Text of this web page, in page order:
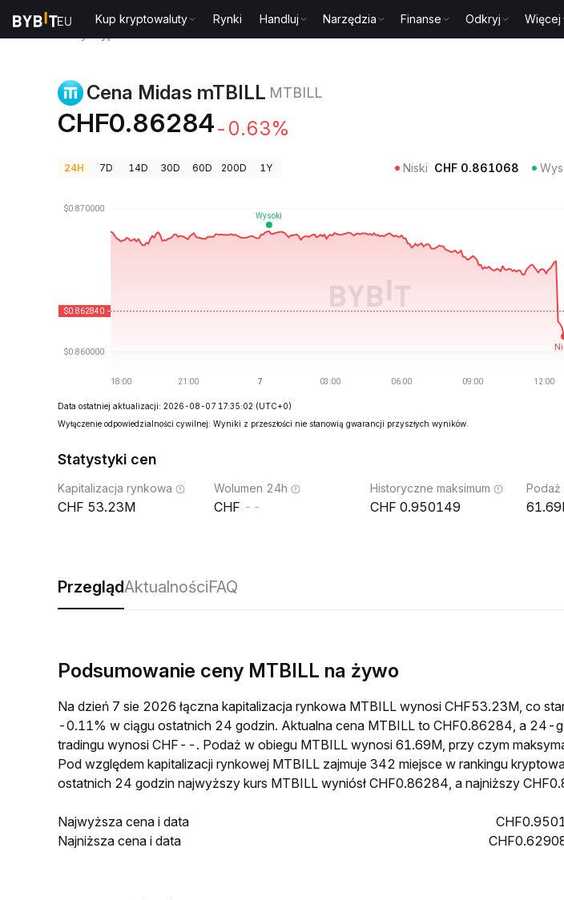
Kup kryptowaluty Rynki Handluj Narzędzia Finanse Odkryj Więcej
Cena Midas mTBILL MTBILL
CHF0.86284-0.63%
24H 7D 14D 30D 60D 200D 1Y Niski CHF 0.861068
Data ostatniej aktualizacji: 2026-08-07 17:35:02 (UTC+0)
Wyłączenie odpowiedzialności cywilnej: Wyniki z przeszłości nie stanowią gwarancji przyszłych wyników.
Statystyki cen
Kapitalizacja rynkowa
53.23M
Wolumen 24h
--
Historyczne maksimum
0.950149
Podaż
PrzeglądAktualnościFAQ
Podsumowanie ceny MTBILL na żywo
Na dzień 7 sie 2026 łączna kapitalizacja rynkowa MTBILL wynosi CHF53.23M, co
-0.11% w ciągu ostatnich 24 godzin. Aktualna cena MTBILL to CHF0.86284, a 24-
tradingu wynosi CHF--. Podaż w obiegu MTBILL wynosi 61.69M, przy czym
Pod względem kapitalizacji rynkowej MTBILL zajmuje 342 miejsce w rankingu
ostatnich 24 godzin najwyższy kurs MTBILL wyniósł CHF0.86284, a najniższy
Najwyższa cena i data
Najniższa cena i data